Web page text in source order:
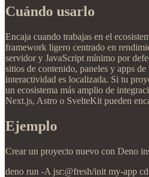
Cuándo usarlo
Encaja cuando trabajas en el
framework ligero centrado en
servidor y JavaScript mínimo por
sitios de contenido, paneles y apps
interactividad es localizada. Si tu
un ecosistema más amplio de
Next.js, Astro o SvelteKit pueden
Ejemplo
Crear un proyecto nuevo con Deno
deno run -A jsr:@fresh/init my-app